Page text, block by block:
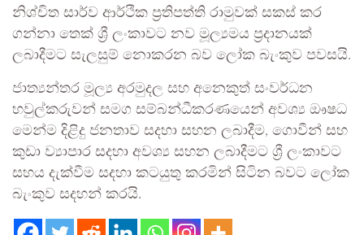
නිශ්චිත සාර්ව ආර්ථික ප්‍රතිපත්ති රාමුවක් සකස් කර
ගන්නා තෙක් ශ්‍රී ලංකාවට නව මූල්‍යමය ප්‍රදානයක්
ලබාදීමට සැලසුම් නොකරන බව ලෝක බැංකුව පවසයි.
ජාත්‍යන්තර මූල්‍ය අරමුදල සහ අනෙකුත් සංවර්ධන
හවුල්කරුවන් සමග සම්බන්ධීකරණයෙන් අවශ්‍ය ඖෂධ
මෙන්ම දිළිදු ජනතාව සදහා සහන ලබාදීම, ගොවීන් සහ
කුඩා ව්‍යාපාර සදහා අවශ්‍ය සහන ලබාදීමට ශ්‍රී ලංකාවට
සහය දැක්වීම සදහා කටයුතු කරමින් සිටින බවට ලෝක
බැංකුව සදහන් කරයි.